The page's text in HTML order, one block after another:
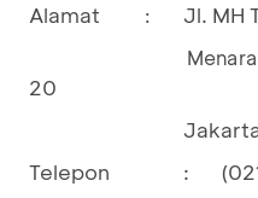
Alamat
: Jl. MH
				Menara
20
Telepon
: